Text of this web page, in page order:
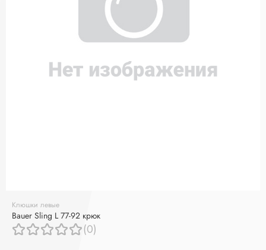
Клюшки левые
Bauer Sling L 77-92 крюк
(0)